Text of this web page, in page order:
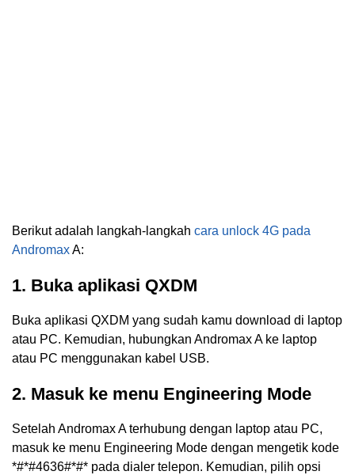
Berikut adalah langkah-langkah cara unlock 4G pada
AndromaxA:
1. Buka aplikasi QXDM
Buka aplikasi QXDM yang sudah kamu download di laptop
atau PC. Kemudian, hubungkan Andromax A ke laptop
atau PC menggunakan kabel USB.
2. Masuk ke menu Engineering Mode
Setelah Andromax A terhubung dengan laptop atau PC,
masuk ke menu Engineering Mode dengan mengetik kode
*#*#4636#*#* pada dialer telepon. Kemudian, pilih opsi